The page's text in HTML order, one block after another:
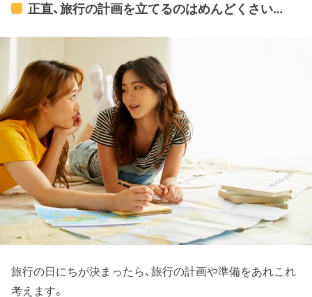
正直、旅行の計画を立てるのはめんどくさい…
旅行の日にちが決まったら、旅行の計画や準備をあれこれ
考えます。